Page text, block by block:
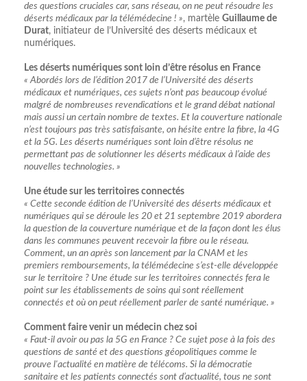
des questions cruciales car, sans réseau, on ne peut résoudre les
déserts médicaux par la télémédecine ! », martèle Guillaume de
Durat, initiateur de l’Université des déserts médicaux et
numériques.
Les déserts numériques sont loin d’être résolus en France
« Abordés lors de l’édition 2017 de l’Université des déserts
médicaux et numériques, ces sujets n’ont pas beaucoup évolué
malgré de nombreuses revendications et le grand débat national
mais aussi un certain nombre de textes. Et la couverture nationale
n’est toujours pas très satisfaisante, on hésite entre la fibre, la 4G
et la 5G. Les déserts numériques sont loin d’être résolus ne
permettant pas de solutionner les déserts médicaux à l’aide des
nouvelles technologies. »
Une étude sur les territoires connectés
« Cette seconde édition de l’Université des déserts médicaux et
numériques qui se déroule les 20 et 21 septembre 2019 abordera
la question de la couverture numérique et de la façon dont les élus
dans les communes peuvent recevoir la fibre ou le réseau.
Comment, un an après son lancement par la CNAM et les
premiers remboursements, la télémédecine s’est-elle développée
sur le territoire ? Une étude sur les territoires connectés fera le
point sur les établissements de soins qui sont réellement
connectés et où on peut réellement parler de santé numérique. »
Comment faire venir un médecin chez soi
« Faut-il avoir ou pas la 5G en France ? Ce sujet pose à la fois des
questions de santé et des questions géopolitiques comme le
prouve l'actualité en matière de télécoms. Si la démocratie
sanitaire et les patients connectés sont d’actualité, tous ne sont